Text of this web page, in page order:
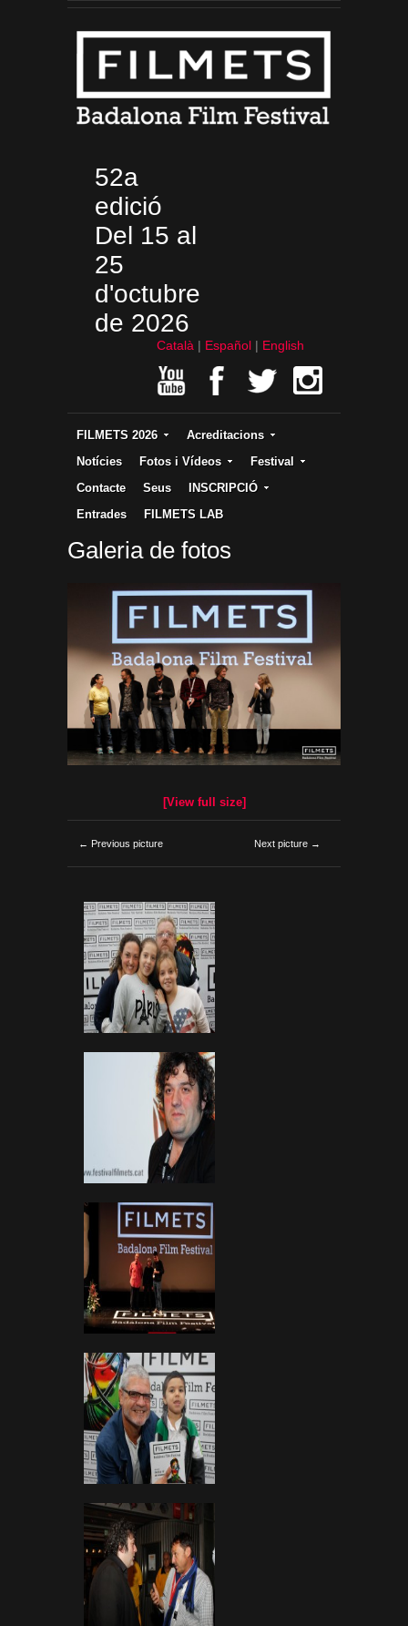
52a
edició
Del 15 al
25
d'octubre
de 2026
Català Español English
FILMETS 2026
Acreditacions
Notícies
Fotos i Vídeos
Festival
Contacte
Seus
INSCRIPCIÓ
Entrades
FILMETS LAB
Galeria de fotos
[View full size]
← Previous picture Next picture →